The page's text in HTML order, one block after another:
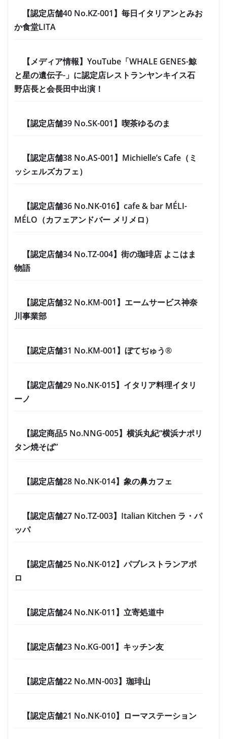
【認定店舗40 No.KZ-001】毎日イタリアンとみお
か食堂LITA
【メディア情報】YouTube「WHALE GENES-鯨
と星の遺伝子-」に認定店レストランヤンキイス石
野店長と会長田中出演！
【認定店舗39 No.SK-001】喫茶ゆるのま
【認定店舗38 No.AS-001】Michielle’s Cafe（ミ
ッシェルズカフェ）
【認定店舗36 No.NK-016】cafe & bar MÉLI-
MÉLO（カフェアンドバー メリメロ）
【認定店舗34 No.TZ-004】街の珈琲店 よこはま
物語
【認定店舗32 No.KM-001】エームサービス神奈
川事業部
【認定店舗31 No.KM-001】ぼてぢゅう®
【認定店舗29 No.NK-015】イタリア料理イタリ
ーノ
【認定商品5 No.NNG-005】横浜丸紀“横浜ナポリ
タン焼そば”
【認定店舗28 No.NK-014】象の鼻カフェ
【認定店舗27 No.TZ-003】Italian Kitchen ラ・パ
ッパ
【認定店舗25 No.NK-012】パブレストランアポ
ロ
【認定店舗24 No.NK-011】立寄処道中
【認定店舗23 No.KG-001】キッチン友
【認定店舗22 No.MN-003】珈琲山
【認定店舗21 No.NK-010】ローマステーション